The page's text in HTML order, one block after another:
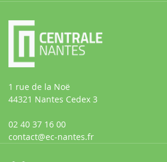
1 rue de la Noë
44321 Nantes Cedex 3
02 40 37 16 00
contact@ec-nantes.fr